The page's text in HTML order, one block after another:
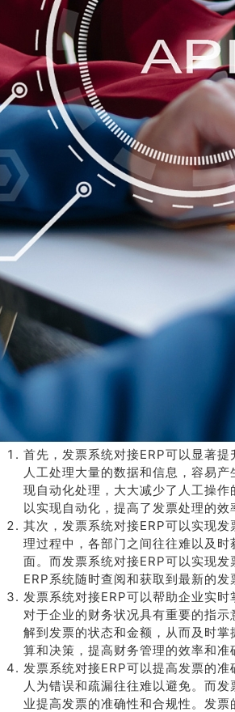
销售
热线
在线沟
通
首先，发票系统对接ERP可以显著
人工处理大量的数据和信息，容易
现自动化处理，大大减少了人工操
以实现自动化，提高了发票处理的效
其次，发票系统对接ERP可以实现
理过程中，各部门之间往往难以及
面。而发票系统对接ERP可以实现
ERP系统随时查阅和获取到最新的发
发票系统对接ERP可以帮助企业实
对于企业的财务状况具有重要的指
解到发票的状态和金额，从而及时
算和决策，提高财务管理的效率和准
发票系统对接ERP可以提高发票的
人为错误和疏漏往往难以避免。而
业提高发票的准确性和合规性。发